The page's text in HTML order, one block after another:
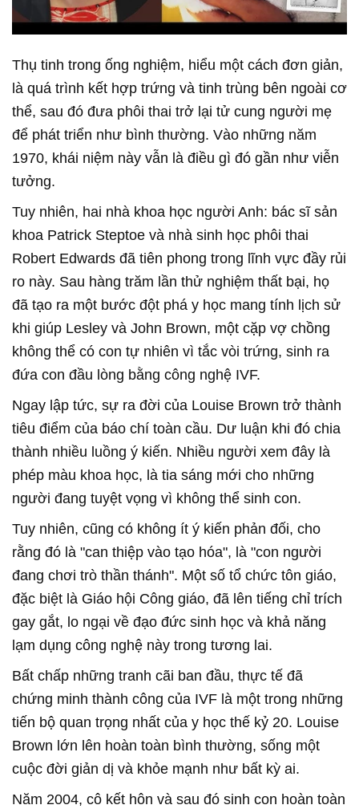
Thụ tinh trong ống nghiệm, hiểu một cách đơn giản,
là quá trình kết hợp trứng và tinh trùng bên ngoài cơ
thể, sau đó đưa phôi thai trở lại tử cung người mẹ
để phát triển như bình thường. Vào những năm
1970, khái niệm này vẫn là điều gì đó gần như viễn
tưởng.
Tuy nhiên, hai nhà khoa học người Anh: bác sĩ sản
khoa Patrick Steptoe và nhà sinh học phôi thai
Robert Edwards đã tiên phong trong lĩnh vực đầy rủi
ro này. Sau hàng trăm lần thử nghiệm thất bại, họ
đã tạo ra một bước đột phá y học mang tính lịch sử
khi giúp Lesley và John Brown, một cặp vợ chồng
không thể có con tự nhiên vì tắc vòi trứng, sinh ra
đứa con đầu lòng bằng công nghệ IVF.
Ngay lập tức, sự ra đời của Louise Brown trở thành
tiêu điểm của báo chí toàn cầu. Dư luận khi đó chia
thành nhiều luồng ý kiến. Nhiều người xem đây là
phép màu khoa học, là tia sáng mới cho những
người đang tuyệt vọng vì không thể sinh con.
Tuy nhiên, cũng có không ít ý kiến phản đối, cho
rằng đó là "can thiệp vào tạo hóa", là "con người
đang chơi trò thần thánh". Một số tổ chức tôn giáo,
đặc biệt là Giáo hội Công giáo, đã lên tiếng chỉ trích
gay gắt, lo ngại về đạo đức sinh học và khả năng
lạm dụng công nghệ này trong tương lai.
Bất chấp những tranh cãi ban đầu, thực tế đã
chứng minh thành công của IVF là một trong những
tiến bộ quan trọng nhất của y học thế kỷ 20. Louise
Brown lớn lên hoàn toàn bình thường, sống một
cuộc đời giản dị và khỏe mạnh như bất kỳ ai.
Năm 2004, cô kết hôn và sau đó sinh con hoàn toàn